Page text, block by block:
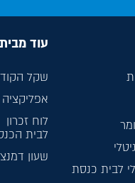
לבית כנסת
עוד
שקל
אפליקציה
לוח זכרון
לבית
שעון